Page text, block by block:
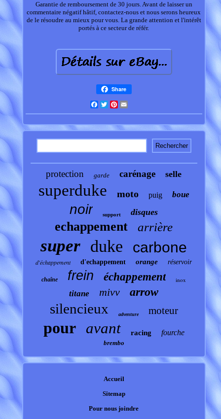
Garantie de remboursement de 30 jours. Avant de laisser un
commentaire négatif hâtif, contactez-nous et nous serons heureux
de le résoudre au mieux pour vous. La grande attention et l'intérêt
portés à ce secteur de référ.
Share
Facebook
TwitterPinterest
protection garde carénage selle
superduke moto puig boue
noir support disques
echappement arrière
super duke carbone
d'échappement d'echappement orange réservoir
chaîne frein échappement inox
titane mivv arrow
silencieux adventure moteur
pour avant racing fourche
brembo
Accueil
Sitemap
Pour nous joindre